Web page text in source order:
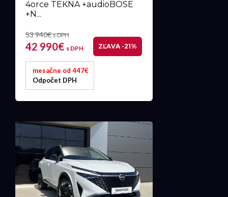
4orce TEKNA +audioBOSE
+N...
53 940€s DPH
42 990€ s DPH ZĽAVA -21%
mesačne od 447€
Odpočet DPH